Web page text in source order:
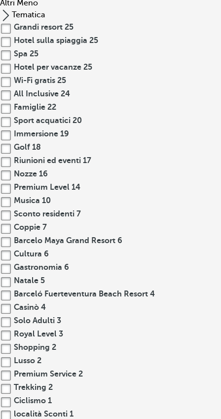
Altri Meno
Tematica
Grandi resort 25
Hotel sulla spiaggia 25
Spa 25
Hotel per vacanze 25
Wi-Fi gratis 25
All Inclusive 24
Famiglie 22
Sport acquatici 20
Immersione 19
Golf 18
Riunioni ed eventi 17
Nozze 16
Premium Level 14
Musica 10
Sconto residenti 7
Coppie 7
Barcelo Maya Grand Resort 6
Cultura 6
Gastronomia 6
Natale 5
Barceló Fuerteventura Beach Resort 4
Casinò 4
Solo Adulti 3
Royal Level 3
Shopping 2
Lusso 2
Premium Service 2
Trekking 2
Ciclismo 1
località Sconti 1